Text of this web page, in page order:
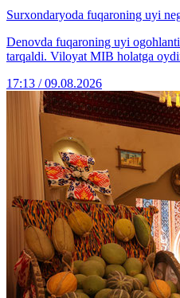
Surxondaryoda fuqaroning uyi
Denovda fuqaroning uyi
tarqaldi. Viloyat MIB holatga
17:13 / 09.08.2026